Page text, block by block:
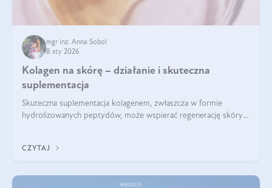
mgr inż. Anna Sobol
8 sty 2026
Kolagen na skórę – działanie i skuteczna
suplementacja
Skuteczna suplementacja kolagenem, zwłaszcza w formie
hydrolizowanych peptydów, może wspierać regenerację skóry i
CZYTAJ